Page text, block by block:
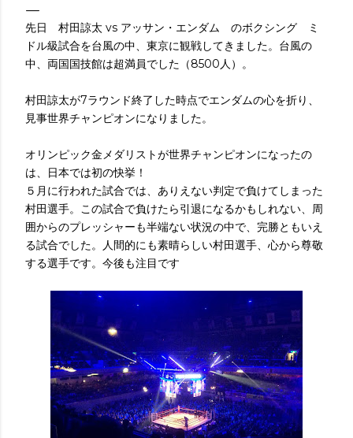
先日 村田諒太 vs アッサン・エンダム のボクシング ミ
ドル級試合を台風の中、東京に観戦してきました。台風の
中、両国国技館は超満員でした（8500人）。
村田諒太が7ラウンド終了した時点でエンダムの心を折り、
見事世界チャンピオンになりました。
オリンピック金メダリストが世界チャンピオンになったの
は、日本では初の快挙！
５月に行われた試合では、ありえない判定で負けてしまった
村田選手。この試合で負けたら引退になるかもしれない、周
囲からのプレッシャーも半端ない状況の中で、完勝ともいえ
る試合でした。人間的にも素晴らしい村田選手、心から尊敬
する選手です。今後も注目です